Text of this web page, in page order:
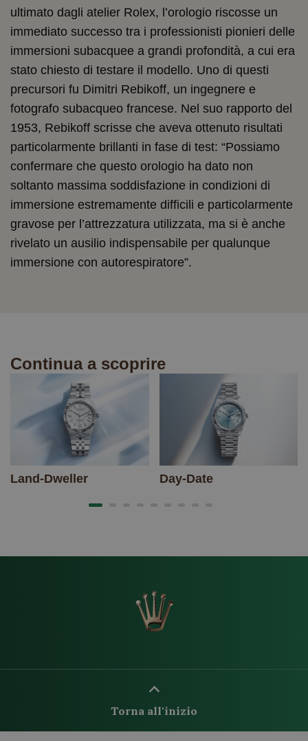
ultimato dagli atelier Rolex, l’orologio riscosse un
immediato successo tra i professionisti pionieri delle
immersioni subacquee a grandi profondità, a cui era
stato chiesto di testare il modello. Uno di questi
precursori fu Dimitri Rebikoff, un ingegnere e
fotografo subacqueo francese. Nel suo rapporto del
1953, Rebikoff scrisse che aveva ottenuto risultati
particolarmente brillanti in fase di test: “Possiamo
confermare che questo orologio ha dato non
soltanto massima soddisfazione in condizioni di
immersione estremamente difficili e particolarmente
gravose per l’attrezzatura utilizzata, ma si è anche
rivelato un ausilio indispensabile per qualunque
immersione con autorespiratore”.
Continua a scoprire
Land-Dweller Day-Date
Torna all'inizio